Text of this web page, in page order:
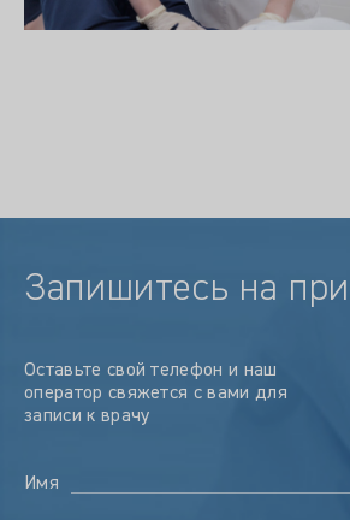
Запишитесь на
Оставьте свой телефон и наш
оператор свяжется с вами для
записи к врачу
Имя